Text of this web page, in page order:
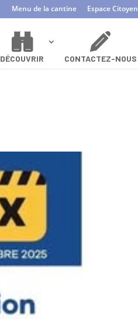
Menu de la cantine Espace Citoyen
DÉCOUVRIR CONTACTEZ-NOUS